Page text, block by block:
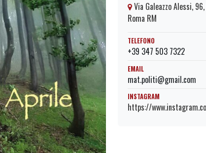
Via Galeazzo Alessi,
Roma RM
TELEFONO
+39 347 503 7322
EMAIL
mat.politi@gmail.com
INSTAGRAM
https://